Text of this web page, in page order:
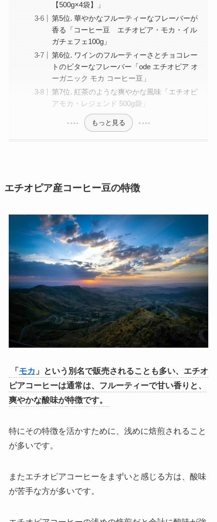
【500g×4袋】」
第5位. 華やかなフルーティーなフレーバーが
香る「コーヒー豆 エチオピア・モカ・イル
ガチェフェ100g」
第6位. ワインのフルーティーさとチョコレー
トのビターなフレーバー「ode エチオピア オ
ーガニック モカ コーヒー豆」
第7位. 紅茶のような爽やかな風味「エチオピ
アモカ・レジェンド 500g袋」
もっと見る
エチオピア産コーヒー豆の特徴
「 モカ 」という別名で販売されることも多い、エチオ
ピアコーヒーは通常は、フルーティーで甘い香りと、
爽やかな酸味が特徴です。
特にその特徴を活かすために、浅めに焙煎されること
が多いです。
またエチオピアコーヒーをまずいと感じる方は、酸味
が苦手な方が多いです。